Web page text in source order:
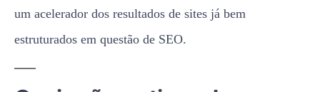
um acelerador dos resultados de sites já bem
estruturados em questão de SEO.